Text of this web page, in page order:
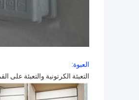
العبوة:
التعبئة الكرتونية والتعبئة